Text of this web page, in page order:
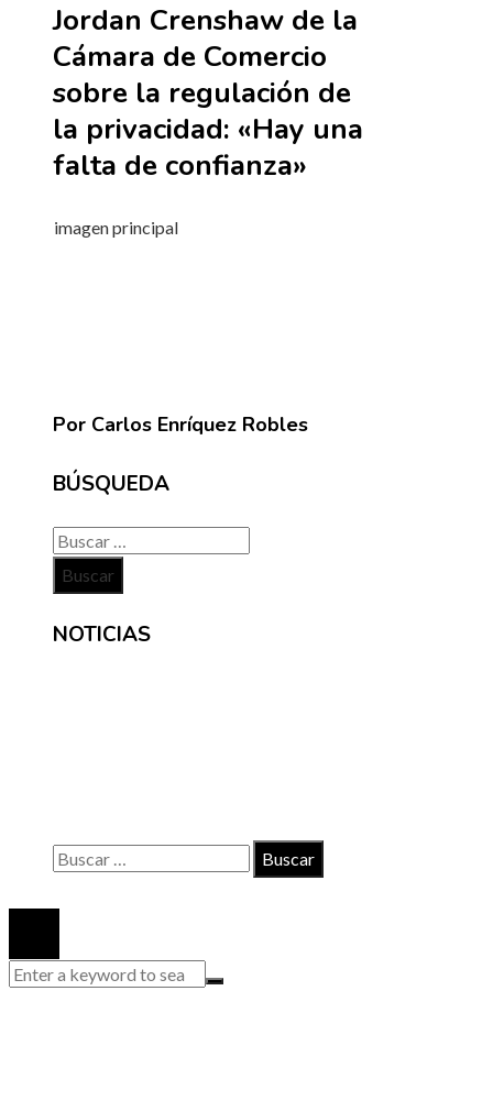
Jordan Crenshaw de la
Cámara de Comercio
sobre la regulación de
la privacidad: «Hay una
falta de confianza»
imagen principal
Por Carlos Enríquez Robles
BÚSQUEDA
Buscar:
NOTICIAS
Buscar: